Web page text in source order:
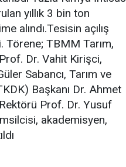
yıllık 3 bin ton
alındı.Tesisin açılış
TBMM Tarım,
Dr. Vahit Kirişci,
Sabancı, Tarım ve
Başkanı Dr. Ahmet
Prof. Dr. Yusuf
akademisyen,